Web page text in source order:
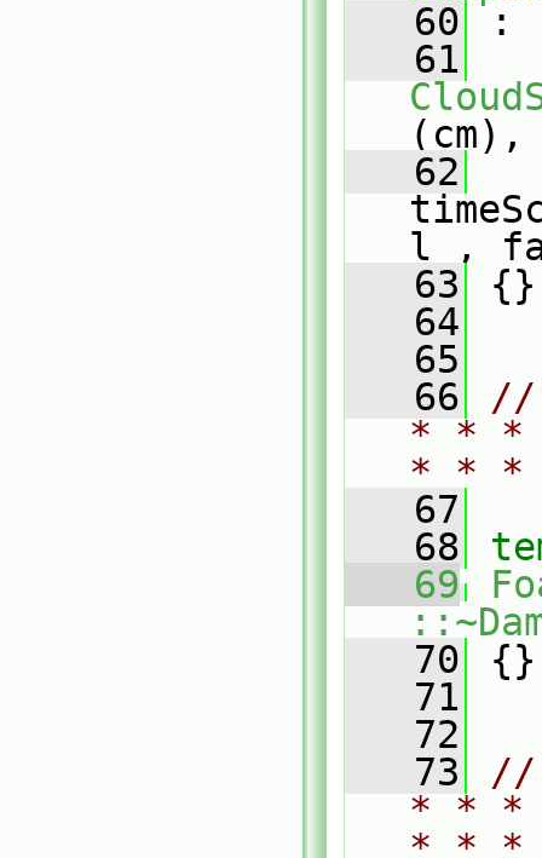
   60
:
   61
(cm),
   62
l_,
   63
{}
   64
   65
   66
//
* * *
* *
   67
   68
   69
   70
{}
   71
   72
   73
//
* * *
* *